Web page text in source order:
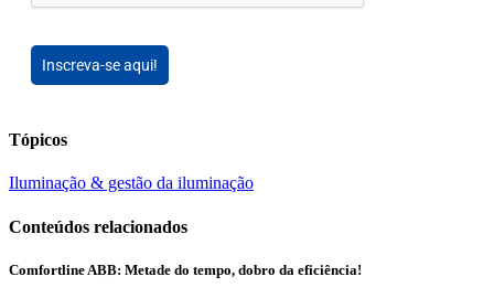
Inscreva-se aqui!
Tópicos
Iluminação & gestão da iluminação
Conteúdos relacionados
Comfortline ABB: Metade do tempo, dobro da eficiência!